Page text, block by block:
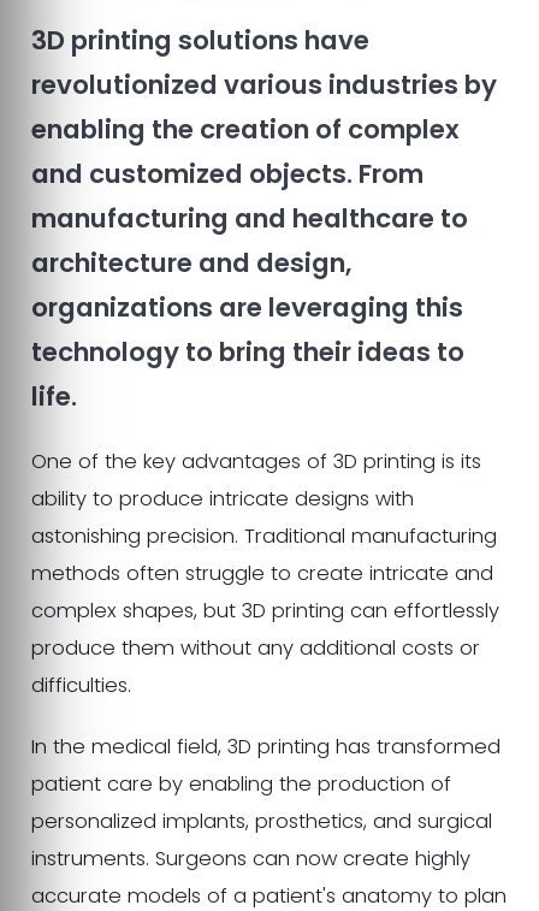
3D printing solutions have
revolutionized various industries by
enabling the creation of complex
and customized objects. From
manufacturing and healthcare to
architecture and design,
organizations are leveraging this
technology to bring their ideas to
life.
One of the key advantages of 3D printing is its
ability to produce intricate designs with
astonishing precision. Traditional manufacturing
methods often struggle to create intricate and
complex shapes, but 3D printing can effortlessly
produce them without any additional costs or
difficulties.
In the medical field, 3D printing has transformed
patient care by enabling the production of
personalized implants, prosthetics, and surgical
instruments. Surgeons can now create highly
accurate models of a patient's anatomy to plan